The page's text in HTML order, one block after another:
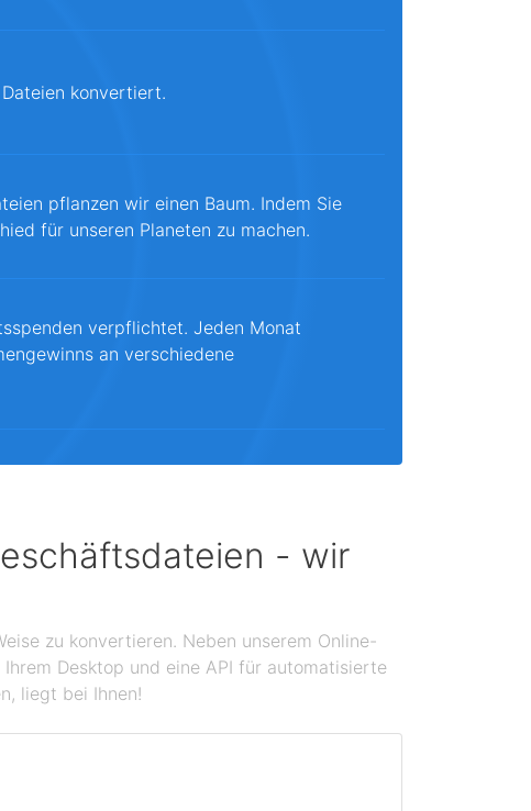
konvertiert.
pflanzen wir einen Baum. Indem Sie
für unseren Planeten zu machen.
verpflichtet. Jeden Monat
an verschiedene
- wir
zu konvertieren. Neben unserem Online-
Desktop und eine API für automatisierte
liegt bei Ihnen!